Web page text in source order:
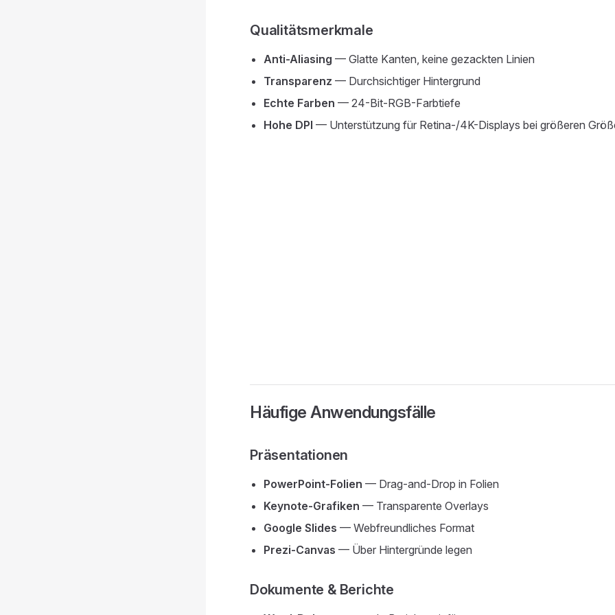
Qualitätsmerkmale
Anti-Aliasing — Glatte Kanten, keine gezackten Linien
Transparenz — Durchsichtiger Hintergrund
Echte Farben — 24-Bit-RGB-Farbtiefe
Hohe DPI — Unterstützung für Retina-/4K-Displays bei größeren
Häufige Anwendungsfälle
Präsentationen
PowerPoint-Folien — Drag-and-Drop in Folien
Keynote-Grafiken — Transparente Overlays
Google Slides — Webfreundliches Format
Prezi-Canvas — Über Hintergründe legen
Dokumente & Berichte